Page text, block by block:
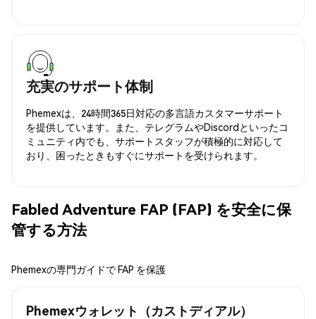
充実のサポート体制
Phemexは、24時間365日対応の多言語カスタマーサポート
を提供しています。また、テレグラムやDiscordといったコ
ミュニティ内でも、サポートスタッフが積極的に対応して
おり、困ったときもすぐにサポートを受けられます。
Fabled Adventure FAP (FAP) を安全に保
管する方法
Phemexの専門ガイドで FAP を保護
Phemexウォレット（カストディアル）